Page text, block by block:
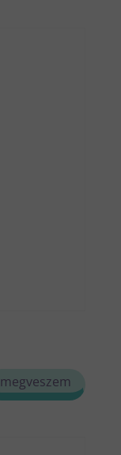
megveszem